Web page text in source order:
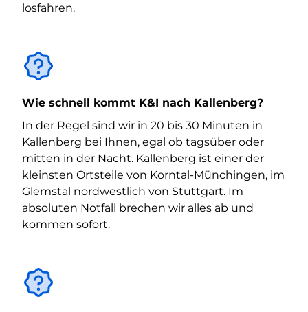
losfahren.
Wie schnell kommt K&I nach Kallenberg?
In der Regel sind wir in 20 bis 30 Minuten in
Kallenberg bei Ihnen, egal ob tagsüber oder
mitten in der Nacht. Kallenberg ist einer der
kleinsten Ortsteile von Korntal-Münchingen, im
Glemstal nordwestlich von Stuttgart. Im
absoluten Notfall brechen wir alles ab und
kommen sofort.